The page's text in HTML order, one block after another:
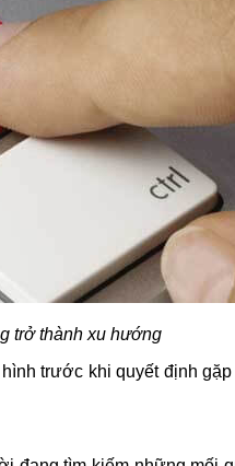
trở thành xu hướng
trước khi quyết định